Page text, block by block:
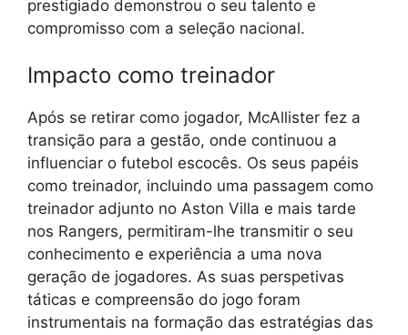
prestigiado demonstrou o seu talento e
compromisso com a seleção nacional.
Impacto como treinador
Após se retirar como jogador, McAllister fez a
transição para a gestão, onde continuou a
influenciar o futebol escocês. Os seus papéis
como treinador, incluindo uma passagem como
treinador adjunto no Aston Villa e mais tarde
nos Rangers, permitiram-lhe transmitir o seu
conhecimento e experiência a uma nova
geração de jogadores. As suas perspetivas
táticas e compreensão do jogo foram
instrumentais na formação das estratégias das